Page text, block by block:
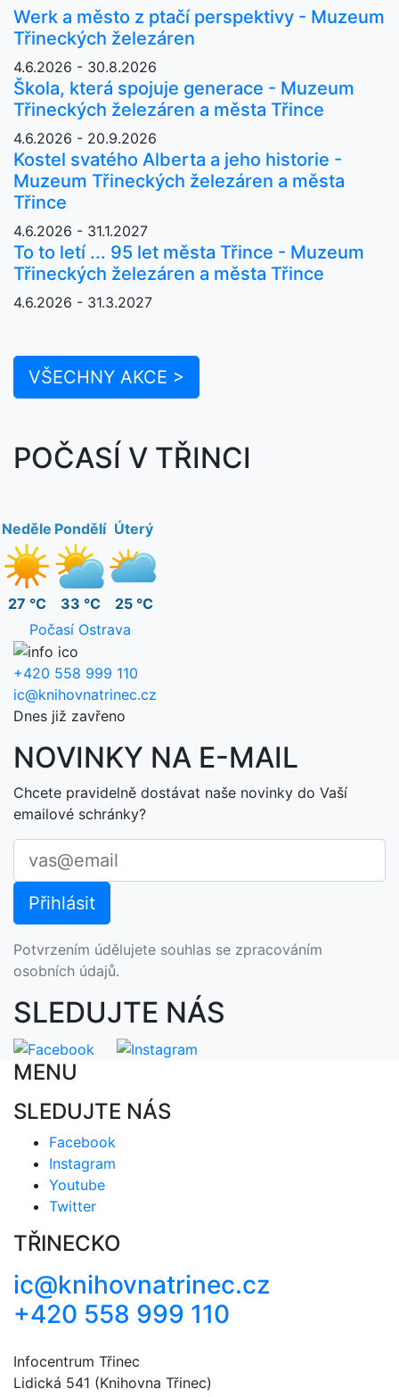
Werk a město z ptačí perspektivy - Muzeum
Třineckých železáren
4.6.2026 - 30.8.2026
Škola, která spojuje generace - Muzeum
Třineckých železáren a města Třince
4.6.2026 - 20.9.2026
Kostel svatého Alberta a jeho historie -
Muzeum Třineckých železáren a města
Třince
4.6.2026 - 31.1.2027
To to letí ... 95 let města Třince - Muzeum
Třineckých železáren a města Třince
4.6.2026 - 31.3.2027
VŠECHNY AKCE >
POČASÍ V TŘINCI
Neděle
27 °C
Pondělí
33 °C
Úterý
25 °C
Počasí Ostrava
+420 558 999 110
ic@knihovnatrinec.cz
Dnes již zavřeno
NOVINKY NA E-MAIL
Chcete pravidelně dostávat naše novinky do Vaší
emailové schránky?
Potvrzením údělujete souhlas se zpracováním
osobních údajů.
SLEDUJTE NÁS
MENU
SLEDUJTE NÁS
Facebook
Instagram
Youtube
Twitter
TŘINECKO
ic@knihovnatrinec.cz
+420 558 999 110
Infocentrum Třinec
Lidická 541 (Knihovna Třinec)